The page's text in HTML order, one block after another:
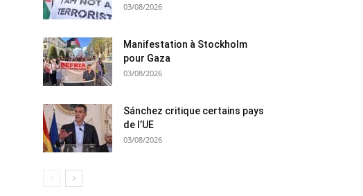
03/08/2026
Manifestation à Stockholm
pour Gaza
03/08/2026
Sánchez critique certains pays
de l’UE
03/08/2026